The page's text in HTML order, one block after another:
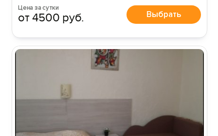
Цена за сутки
от 4500 руб. Выбрать